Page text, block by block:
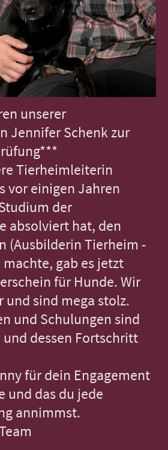
unserer
Jennifer Schenk zur
Tierheimleiterin
vor einigen Jahren
der
absolviert hat, den
(Ausbilderin Tierheim -
gab es jetzt
für Hunde. Wir
und sind mega stolz.
und Schulungen sind
und dessen Fortschritt
für dein Engagement
und das du jede
annimmst.